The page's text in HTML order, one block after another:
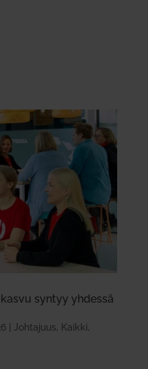
syntyy yhdessä
| Johtajuus, Kaikki,